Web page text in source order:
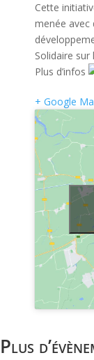
Cette
menée avec
Solidaire
Plus d’infos
+ Google
Plus